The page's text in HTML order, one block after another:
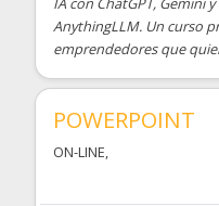
AnythingLLM. Un curso
emprendedores que
POWERPOINT
ON-LINE,